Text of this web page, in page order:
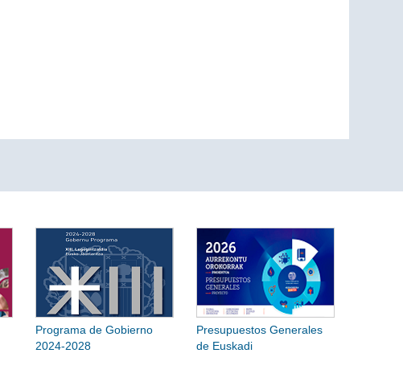
Programa de Gobierno
2024-2028
Presupuestos Generales
de Euskadi